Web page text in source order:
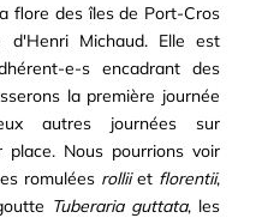
flore des îles de Port-Cros
d'Henri Michaud. Elle est
e-s encadrant des
la première journée
autres journées sur
Nous pourrions voir
romulées rolliiet florentii,
Tuberaria guttata, les